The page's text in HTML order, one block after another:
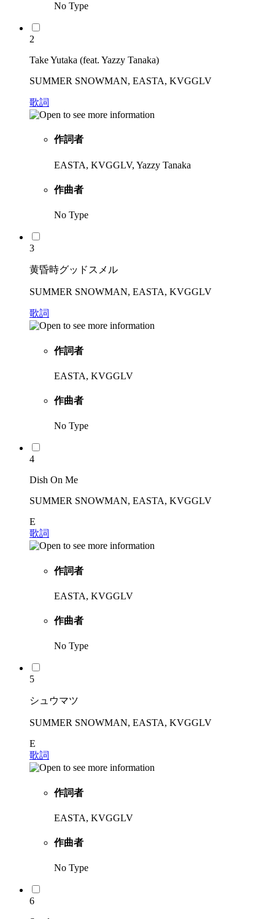
No Type
2
Take Yutaka (feat. Yazzy Tanaka)
SUMMER SNOWMAN, EASTA, KVGGLV
歌詞
作詞者
EASTA, KVGGLV, Yazzy Tanaka
作曲者
No Type
3
黄昏時グッドスメル
SUMMER SNOWMAN, EASTA, KVGGLV
歌詞
作詞者
EASTA, KVGGLV
作曲者
No Type
4
Dish On Me
SUMMER SNOWMAN, EASTA, KVGGLV
E
歌詞
作詞者
EASTA, KVGGLV
作曲者
No Type
5
シュウマツ
SUMMER SNOWMAN, EASTA, KVGGLV
E
歌詞
作詞者
EASTA, KVGGLV
作曲者
No Type
6